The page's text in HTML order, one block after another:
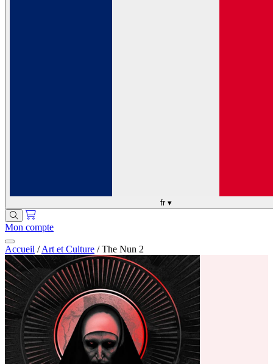
fr ▾
Mon compte
Accueil / Art et Culture / The Nun 2